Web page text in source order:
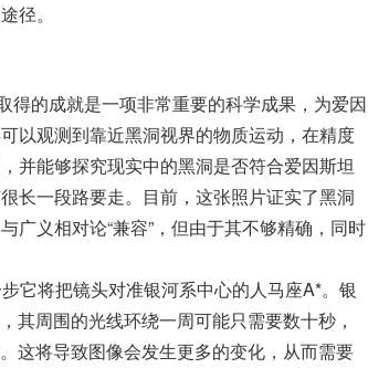
径。
得的成就是一项非常重要的科学成果，为爱因
以观测到靠近黑洞视界的物质运动，在精度
并能够探究现实中的黑洞是否符合爱因斯坦
长一段路要走。目前，这张照片证实了黑洞
广义相对论“兼容”，但由于其不够精确，同时
它将把镜头对准银河系中心的人马座A*。银
其周围的光线环绕一周可能只需要数十秒，
这将导致图像会发生更多的变化，从而需要